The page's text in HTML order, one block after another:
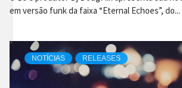
em versão funk da faixa “Eternal Echoes”, do...
NOTÍCIAS RELEASES